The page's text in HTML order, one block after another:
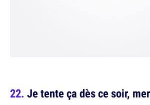
Je tente ça dès ce soir,